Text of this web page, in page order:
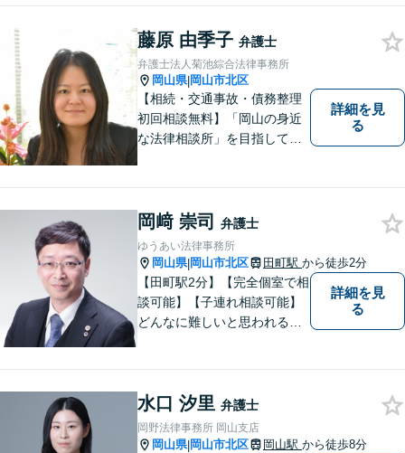
い！
藤原 由季子 弁護士
弁護士法人菊池綜合法律事務所
岡山県|岡山市北区
【相続・交通事故・債務整理
初回相談無料】「岡山の身近
な法律相談所」を目指してい
んなささいなことでも構いま
せん。お気軽にご相談くださ
い。【土曜日も受付可能】
【専用駐車場あり】
詳細を見
る
岡﨑 崇司 弁護士
ゆうあい法律事務所
岡山県|岡山市北区 田町駅 から徒歩2分
【田町駅2分】【完全個室で相
談可能】【子連れ相談可能】
どんなに難しいと思われる案
ている皆さまの現状を良い方
向に変化させることができる
ように全力を尽くします。
詳細を見
る
水口 汐里 弁護士
岡野法律事務所 岡山支店
岡山県|岡山市北区 岡山駅 から徒歩8分